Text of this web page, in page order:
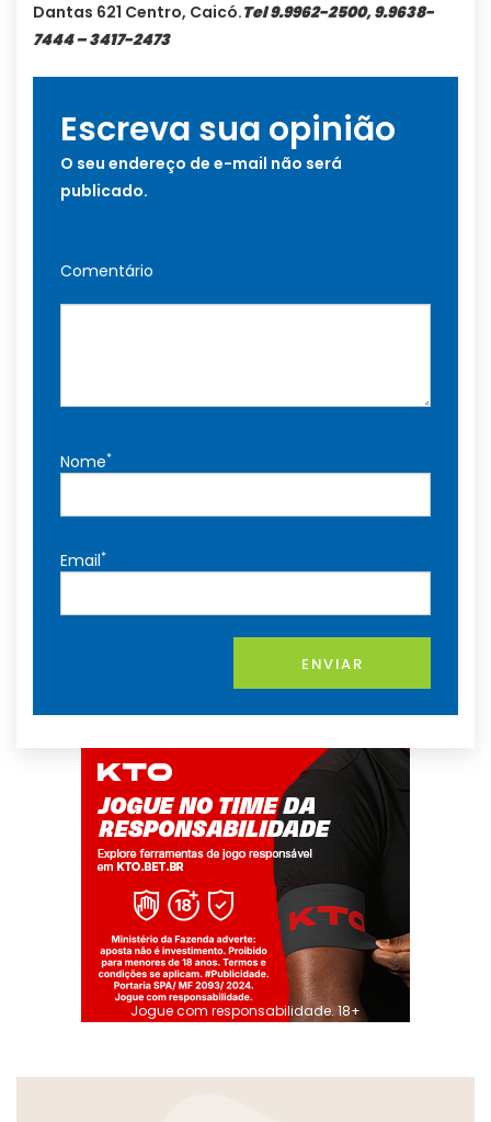
Dantas 621 Centro, Caicó.Tel 9.9962-2500, 9.9638-
7444 – 3417-2473
Escreva sua opinião
O seu endereço de e-mail não será
publicado.
Comentário
Nome*
Email*
ENVIAR
Jogue com responsabilidade. 18+